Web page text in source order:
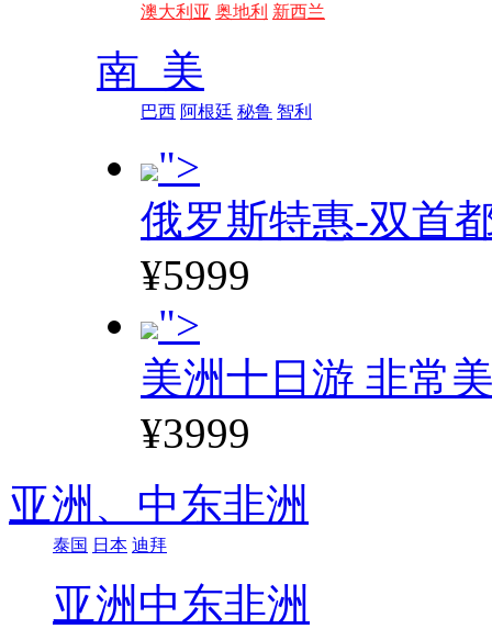
澳大利亚 奥地利 新西兰
南 美
巴西 阿根廷 秘鲁 智利
">
俄罗斯特惠-双首
¥5999
">
美洲十日游 非常
¥3999
亚洲、 中东非洲
泰国 日本 迪拜
亚洲 中东非洲